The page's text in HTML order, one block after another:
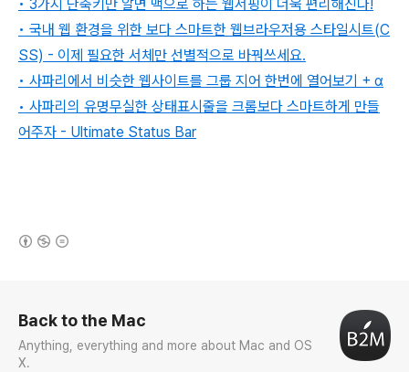
• 3가지 단축키만 알면 맥으로 하는 웹서핑이 더욱 편리해진다!
• 국내 웹 환경을 위한 보다 스마트한 웹브라우저용 스타일시트(C
SS) - 이제 필요한 서체만 선별적으로 바꿔쓰세요.
• 사파리에서 비슷한 웹사이트를 그룹 지어 한번에 열어보기 + α
• 사파리의 유명무실한 상태표시줄을 크롬보다 스마트하게 만들
어주자 - Ultimate Status Bar
Back to the Mac
Anything, everything and more about Mac and OS
X.